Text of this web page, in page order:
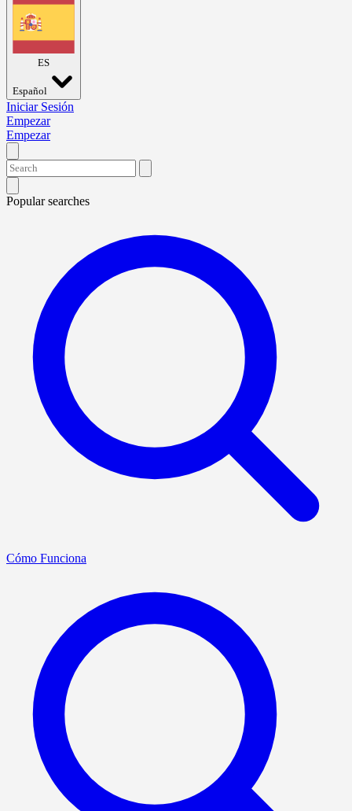
ES
Español
Iniciar Sesión
Empezar
Empezar
Popular searches
Cómo Funciona